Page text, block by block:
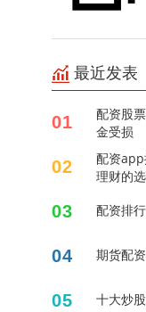
最近发表
01
配资股
金受损
02
配资app
理财的
03
04 期货配
05 十大炒